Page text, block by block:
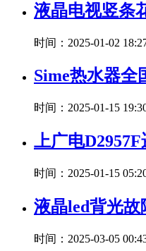
液晶电视竖条
时间：2025-01-02
Sime热水器全
时间：2025-01-15
上广电
时间：2025-01-15
液晶led背光
时间：2025-03-05